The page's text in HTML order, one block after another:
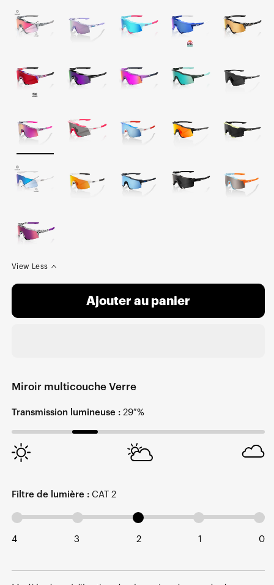
View Less
Ajouter au panier
Miroir multicouche Verre
Transmission lumineuse : 29 %
Filtre de lumière : CAT 2
4 3 2 1 0